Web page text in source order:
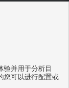
- 18:00
验并用于分析目
您可以进行配置或